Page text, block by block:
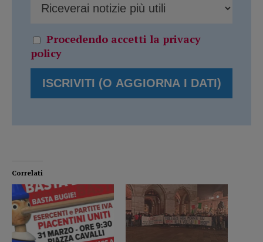
Procedendo accetti la privacy
policy
Correlati